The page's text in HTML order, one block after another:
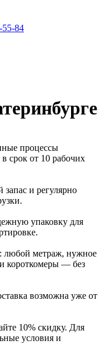
55-84
процессы
срок от 10 рабочих
и регулярно
упаковку для
любой метраж, нужное
короткомеры — без
возможна уже от
10% скидку. Для
условия и